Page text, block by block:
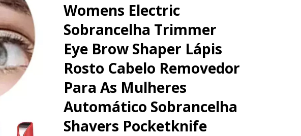
Womens Electric
Sobrancelha Trimmer
Eye Brow Shaper Lápis
Rosto Cabelo Removedor
Para As Mulheres
Automático Sobrancelha
Shavers Pocketknife